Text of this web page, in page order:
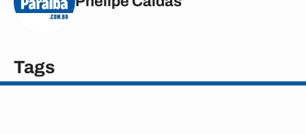
Tags